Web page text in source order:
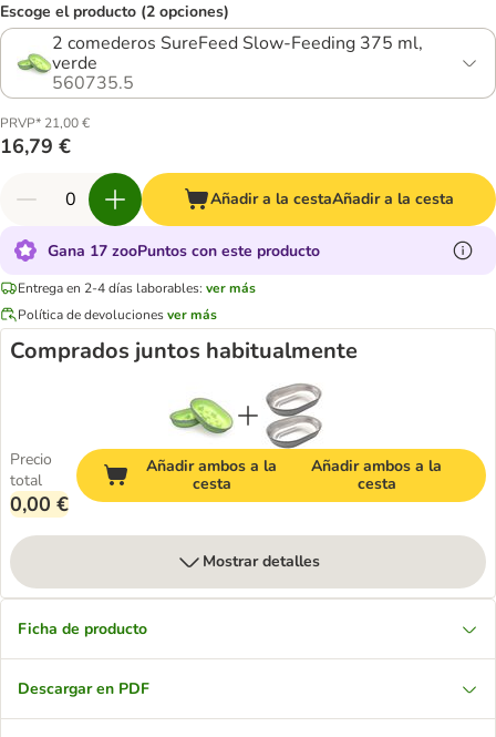
Escoge el producto (2 opciones)
2 comederos SureFeed Slow-Feeding 375 ml,
verde
560735.5
PRVP* 21,00 €
16,79 €
Añadir a la cestaAñadir a la cesta
Gana 17 zooPuntos con este producto
Entrega en 2-4 días laborables: ver más
Política de devolucionesver más
Comprados juntos habitualmente
Precio
total
0,00 €
Añadir ambos a la
cesta
Añadir ambos a la
cesta
Mostrar detalles
Ficha de producto
Descargar en PDF